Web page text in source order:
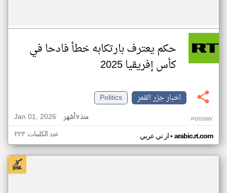
حكم يعترف بارتكابه خطأ فادحا في
كأس إفريقيا 2025
اخبار جزر القمر
Politics
Jan 01, 2026
منذ ٧ أشهر PG03WV
ار تي عربي• arabic.rt.com عدد الكلمات: ٢٢٣